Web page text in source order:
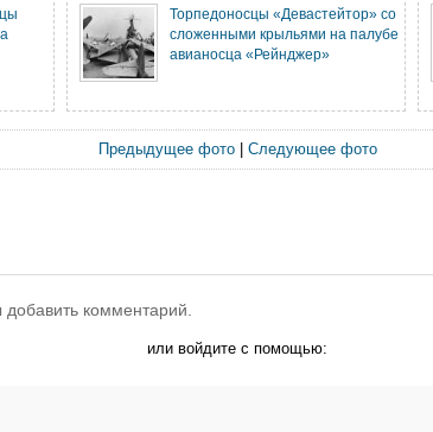
Торпедоносцы «Девастейтор» со
сложенными крыльями на палубе
авианосца «Рейнджер»
Предыдущее фото| Следующее фото
добавить комментарий.
или войдите с помощью: